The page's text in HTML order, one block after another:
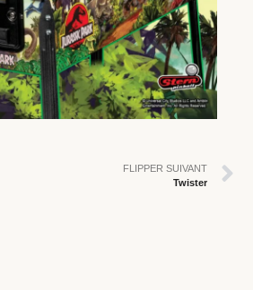
FLIPPER SUIVANT
Twister